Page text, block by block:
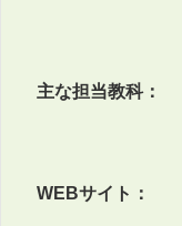
主な担当教科：
WEBサイト：